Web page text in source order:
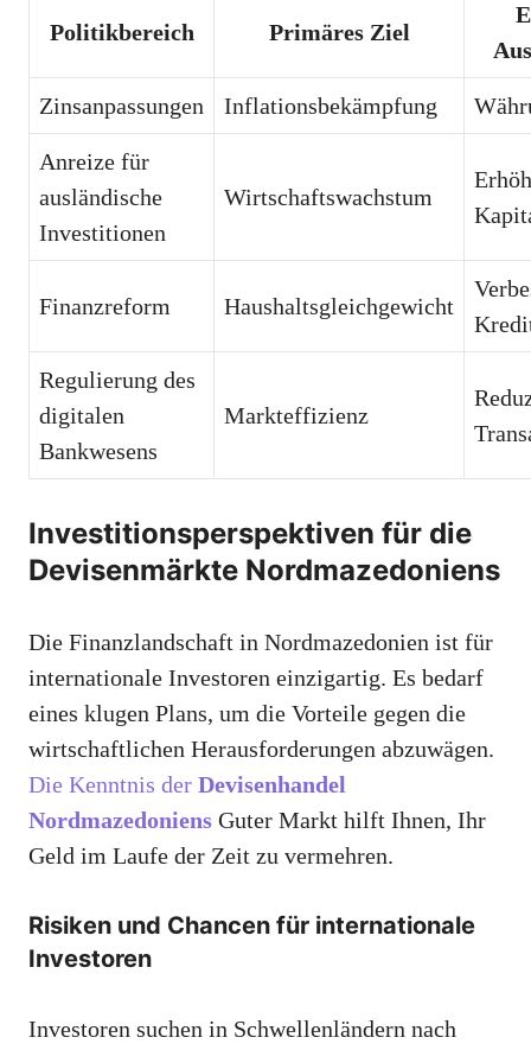
Politikbereich Primäres Ziel
Zinsanpassungen Inflationsbekämpfung
Anreize für
ausländische
Investitionen
Wirtschaftswachstum
Finanzreform Haushaltsgleichgewicht
Regulierung des
digitalen
Bankwesens
Markteffizienz
Investitionsperspektiven für die
Devisenmärkte Nordmazedoniens
Die Finanzlandschaft in Nordmazedonien ist für
internationale Investoren einzigartig. Es bedarf
eines klugen Plans, um die Vorteile gegen die
wirtschaftlichen Herausforderungen abzuwägen.
Die Kenntnis der Devisenhandel
Nordmazedoniens Guter Markt hilft Ihnen, Ihr
Geld im Laufe der Zeit zu vermehren.
Risiken und Chancen für internationale
Investoren
Investoren suchen in Schwellenländern nach